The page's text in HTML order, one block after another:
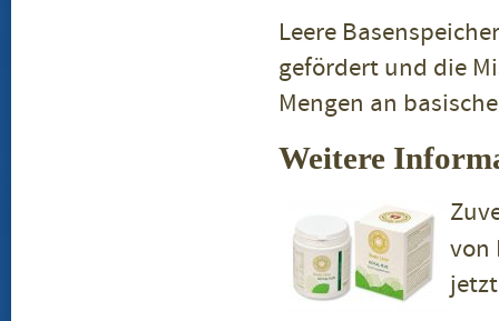
Leere
gefördert und die
Mengen an
Weitere
von